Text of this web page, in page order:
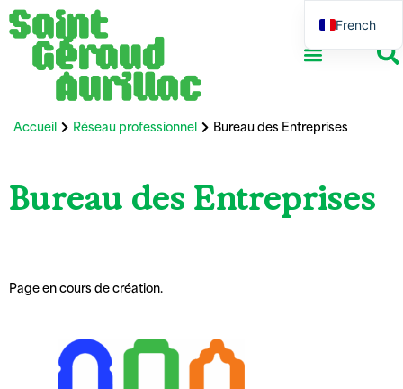
Accueil Réseau professionnel Bureau des Entreprises
Bureau des Entreprises
Page en cours de création.
French